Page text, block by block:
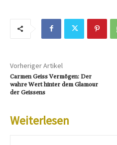
Vorheriger Artikel
Carmen Geiss Vermögen: Der
wahre Wert hinter dem Glamour
der Geissens
Weiterlesen